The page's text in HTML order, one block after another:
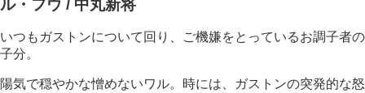
ル・フウ / 中丸新将
いつもガストンについて回り、ご機嫌をとっているお調子者の
子分。
陽気で穏やかな憎めないワル。時には、ガストンの突発的な怒